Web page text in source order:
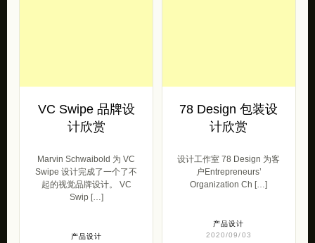
VC Swipe 品牌设
计欣赏
Marvin Schwaibold 为 VC
Swipe 设计完成了一个了不
起的视觉品牌设计。 VC
Swip […]
产品设计
78 Design 包装设
计欣赏
设计工作室 78 Design 为客
户Entrepreneurs’
Organization Ch […]
产品设计
2020/09/03